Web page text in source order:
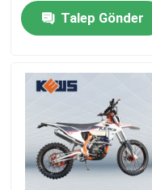
Ev
Hakkımızda
Fabrika turu
Bisikletler
Talep Gönder